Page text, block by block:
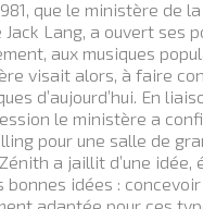
que le ministère de
Jack Lang, a ouvert ses
aux musiques
visait alors, à faire
d’aujourd’hui. En
le ministère a
pour une salle de
a jaillit d’une idée,
bonnes idées :